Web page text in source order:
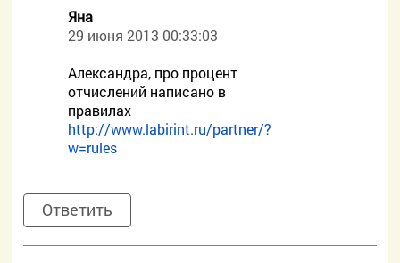
Яна
29 июня 2013 00:33:03
Александра, про процент
отчислений написано в
правилах
http://www.labirint.ru/partner/?
w=rules
Ответить